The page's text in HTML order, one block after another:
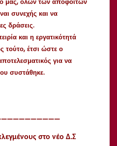
συνεχής και να
δράσεις.
και η εργατικότητά
τούτο, έτσι ώστε ο
για να
συστάθηκε.
στο νέο Δ.Σ